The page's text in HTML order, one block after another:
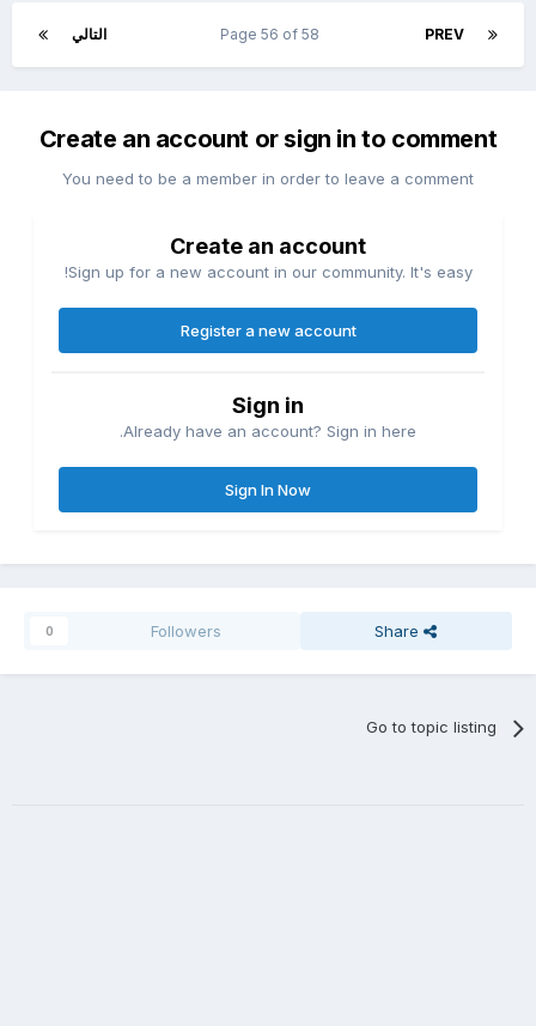
PREV التالي Page 56 of 58
Create an account or sign in to comment
You need to be a member in order to leave a comment
Create an account
Sign up for a new account in our community. It's easy!
Register a new account
Sign in
Already have an account? Sign in here.
Sign In Now
Share
Followers
0
Go to topic listing